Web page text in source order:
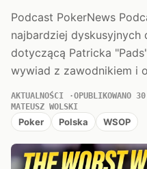
Podcast PokerNews
najbardziej dyskusyjnych
dotyczącą Patricka
wywiad z zawodnikiem i
AKTUALNOŚCI OPUBLIKOWANO
MATEUSZ WOLSKI
Poker Polska WSOP